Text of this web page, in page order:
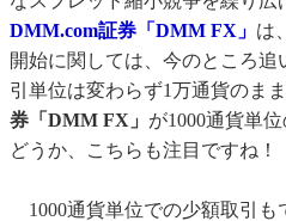
DMM.com証券「DMM FX」 は
開始に関しては、今のところ
引単位は変わらず1万通貨のま
券「DMM FX」 が1000通貨単
どうか、こちらも注目ですね！
1000通貨単位での少額取引も